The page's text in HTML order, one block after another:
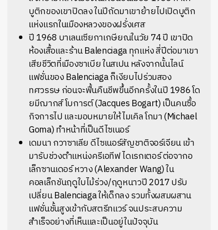
บูติกของเขาปิดลง ในปีถัดมาเขาย้ายไปเปิดบูติก
แห่งแรกในเมืองหลวงของฝรั่งเศส
ปี 1968 บาเลนเซียกาเกษียณในวัย 74 ปี เขาปิด
ห้องเสื้อและร้าน Balenciaga ทุกแห่ง สี่ปีต่อมาเขา
เสียชีวิตที่เมืองซาเบีย ในสเปน หลังจากนั้นไลน์
แฟชั่นของ Balenciaga ก็เงียบไปร่วมสอง
ทศวรรษ ก่อนจะฟื้นคืนชีพขึ้นอีกครั้งในปี 1986 โด
ยมีฌากส์ โบการต์ (Jacques Bogart) เป็นคนซื้อ
กิจการไป และมอบหมายให้ไมเคิล โกมา (Michael
Goma) ทำหน้าที่เป็นดีไซเนอร์
เดมนา กวาซาเลีย ดีไซเนอร์สัญชาติจอร์เจียน เข้า
มารับช่วงตำแหน่งครีเอทีฟ ไดเรกเตอร์ ต่อจากอ
เล็กซานเดอร์ หวาง (Alexander Wang) ใน
คอลเล็กชันฤดูใบไม้ร่วง/ฤดูหนาวปี 2017 ปรับ
เปลี่ยน Balenciaga ให้เด็กลง รวมทั้งผสมผสาน
แฟชั่นชั้นสูงเข้ากับสตรีทแวร์ จนประสบความ
สำเร็จอย่างที่เห็นและเป็นอยู่ในปัจจุบัน